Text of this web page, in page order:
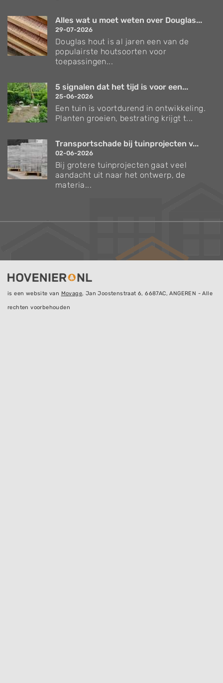
Alles wat u moet weten over Douglas...
29-07-2026
Douglas hout is al jaren een van de
populairste houtsoorten voor
toepassingen...
5 signalen dat het tijd is voor een...
25-06-2026
Een tuin is voortdurend in ontwikkeling.
Planten groeien, bestrating krijgt t...
Transportschade bij tuinprojecten v...
02-06-2026
Bij grotere tuinprojecten gaat veel
aandacht uit naar het ontwerp, de
materia...
is een website van Movage, Jan Joostenstraat 6, 6687AC, ANGEREN - Alle
rechten voorbehouden